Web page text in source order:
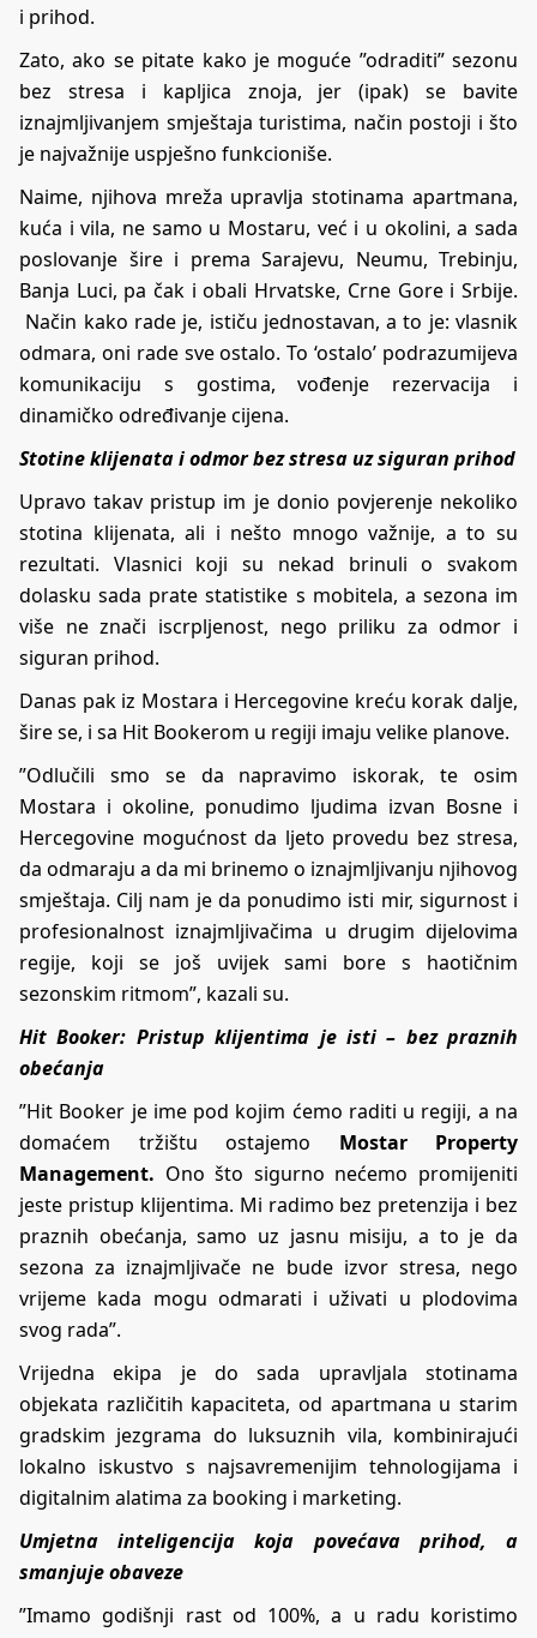
i prihod.
Zato, ako se pitate kako je moguće ”odraditi” sezonu
bez stresa i kapljica znoja, jer (ipak) se bavite
iznajmljivanjem smještaja turistima, način postoji i što
je najvažnije uspješno funkcioniše.
Naime, njihova mreža upravlja stotinama apartmana,
kuća i vila, ne samo u Mostaru, već i u okolini, a sada
poslovanje šire i prema Sarajevu, Neumu, Trebinju,
Banja Luci, pa čak i obali Hrvatske, Crne Gore i Srbije.
Način kako rade je, ističu jednostavan, a to je: vlasnik
odmara, oni rade sve ostalo. To ‘ostalo’ podrazumijeva
komunikaciju s gostima, vođenje rezervacija i
dinamičko određivanje cijena.
Stotine klijenata i odmor bez stresa uz siguran prihod
Upravo takav pristup im je donio povjerenje nekoliko
stotina klijenata, ali i nešto mnogo važnije, a to su
rezultati. Vlasnici koji su nekad brinuli o svakom
dolasku sada prate statistike s mobitela, a sezona im
više ne znači iscrpljenost, nego priliku za odmor i
siguran prihod.
Danas pak iz Mostara i Hercegovine kreću korak dalje,
šire se, i sa Hit Bookerom u regiji imaju velike planove.
”Odlučili smo se da napravimo iskorak, te osim
Mostara i okoline, ponudimo ljudima izvan Bosne i
Hercegovine mogućnost da ljeto provedu bez stresa,
da odmaraju a da mi brinemo o iznajmljivanju njihovog
smještaja. Cilj nam je da ponudimo isti mir, sigurnost i
profesionalnost iznajmljivačima u drugim dijelovima
regije, koji se još uvijek sami bore s haotičnim
sezonskim ritmom”, kazali su.
Hit Booker: Pristup klijentima je isti – bez praznih
obećanja
”Hit Booker je ime pod kojim ćemo raditi u regiji, a na
domaćem tržištu ostajemo Mostar Property
Management. Ono što sigurno nećemo promijeniti
jeste pristup klijentima. Mi radimo bez pretenzija i bez
praznih obećanja, samo uz jasnu misiju, a to je da
sezona za iznajmljivače ne bude izvor stresa, nego
vrijeme kada mogu odmarati i uživati u plodovima
svog rada”.
Vrijedna ekipa je do sada upravljala stotinama
objekata različitih kapaciteta, od apartmana u starim
gradskim jezgrama do luksuznih vila, kombinirajući
lokalno iskustvo s najsavremenijim tehnologijama i
digitalnim alatima za booking i marketing.
Umjetna inteligencija koja povećava prihod, a
smanjuje obaveze
”Imamo godišnji rast od 100%, a u radu koristimo